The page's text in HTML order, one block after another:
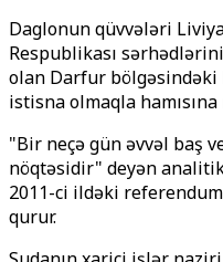
Daglonun qüvvələri
Respublikası
olan Darfur bölgəsindəki
istisna olmaqla
"Bir neçə gün əvvəl baş
nöqtəsidir" deyən
2011-ci ildəki
qurur.